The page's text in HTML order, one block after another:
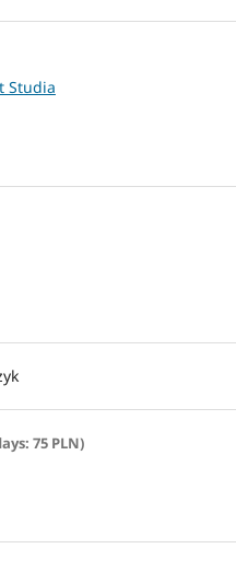
Studia
75 PLN)